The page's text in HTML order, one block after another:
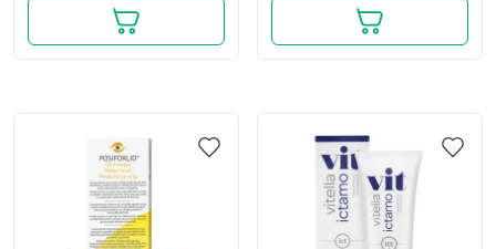
Użycie dokładnych danych
geolokalizacyjnych
Cele przetwarzania inne niż IAB:
Niezbędne
Wydajność (Performance)